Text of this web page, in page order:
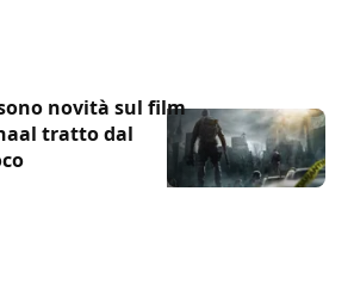
novità sul film
tratto dal